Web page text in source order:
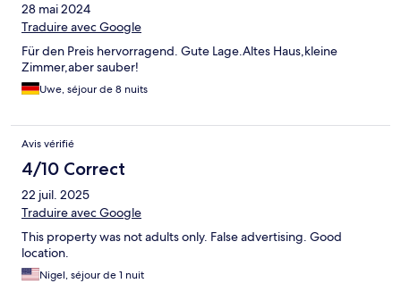
28 mai 2024
Traduire avec Google
Für den Preis hervorragend. Gute Lage.Altes Haus,kleine
Zimmer,aber sauber!
Uwe, séjour de 8 nuits
Avis vérifié
4/10 Correct
22 juil. 2025
Traduire avec Google
This property was not adults only. False advertising. Good
location.
Nigel, séjour de 1 nuit